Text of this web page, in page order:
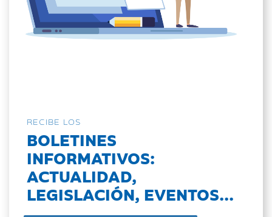
RECIBE LOS
BOLETINES
INFORMATIVOS:
ACTUALIDAD,
LEGISLACIÓN, EVENTOS...